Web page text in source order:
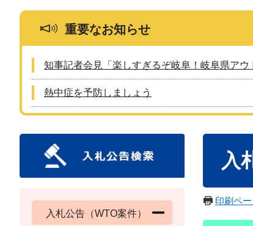
重要なお知らせ
知事記者会見「楽しすぎるぞ岐阜！岐阜県ア
熱中症を予防しましょう
入
印刷ペ
入札公告（WTO案件）